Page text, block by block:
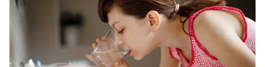
सिल्वर पायल से सजाएं नई दुल्हन के पैर, देखें 6 डिजाइन
Silver Nathaliya Toe Rings: चांदी नथालिया बिछिया,
न्यूली मैरिड वीमेन के लिए 8 कलरफुल डिजाइंस